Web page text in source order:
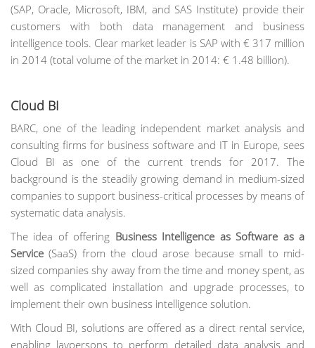
(SAP, Oracle, Microsoft, IBM, and SAS Institute) provide their
customers with both data management and business
intelligence tools. Clear market leader is SAP with € 317 million
in 2014 (total volume of the market in 2014: € 1.48 billion).
Cloud BI
BARC, one of the leading independent market analysis and
consulting firms for business software and IT in Europe, sees
Cloud BI as one of the current trends for 2017. The
background is the steadily growing demand in medium-sized
companies to support business-critical processes by means of
systematic data analysis.
The idea of offering Business Intelligence as Software as a
Service (SaaS) from the cloud arose because small to mid-
sized companies shy away from the time and money spent, as
well as complicated installation and upgrade processes, to
implement their own business intelligence solution.
With Cloud BI, solutions are offered as a direct rental service,
enabling laypersons to perform detailed data analysis and